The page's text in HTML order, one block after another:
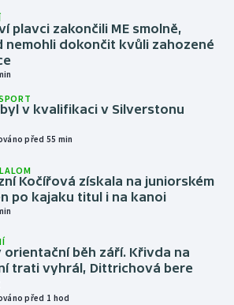
plavci zakončili ME smolně,
nemohli dokončit kvůli zahozené
byl v kvalifikaci v Silverstonu
před 55 min
Kočířová získala na juniorském
po kajaku titul i na kanoi
orientační běh září. Křivda na
trati vyhrál, Dittrichová bere
před 1 hod